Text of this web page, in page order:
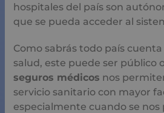
país son autónomos y esto
acceder al sistema médico privado.
Como sabrás todo país cuenta
este puede ser público o privado.
médicosnos permiten acceder al
mayor facilidad, especialmente
una emergencia.